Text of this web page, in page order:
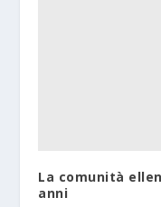
La comunità
anni